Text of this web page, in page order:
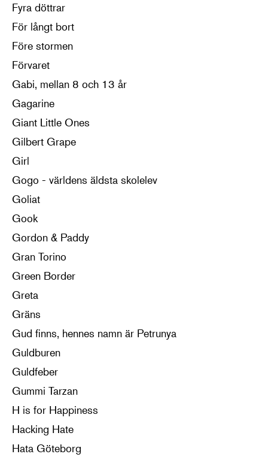
Fyra döttrar
För långt bort
Före stormen
Förvaret
Gabi, mellan 8 och 13 år
Gagarine
Giant Little Ones
Gilbert Grape
Girl
Gogo - världens äldsta skolelev
Goliat
Gook
Gordon & Paddy
Gran Torino
Green Border
Greta
Gräns
Gud finns, hennes namn är Petrunya
Guldburen
Guldfeber
Gummi Tarzan
H is for Happiness
Hacking Hate
Hata Göteborg